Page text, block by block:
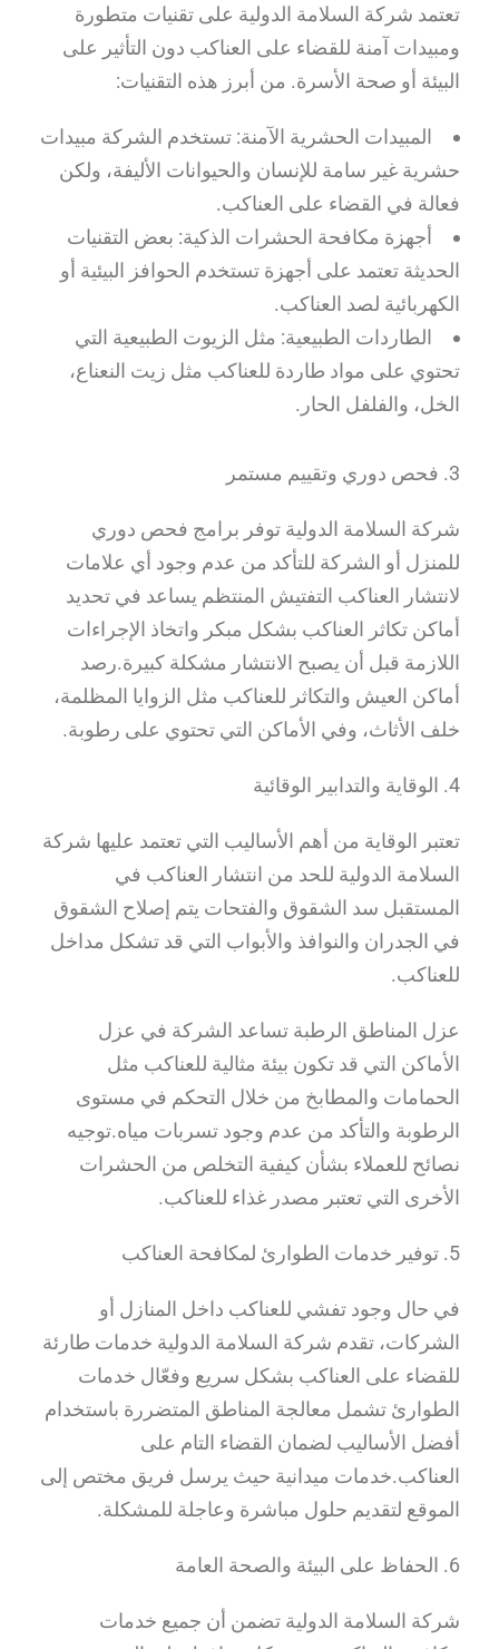
تعتمد شركة السلامة الدولية على تقنيات متطورة
ومبيدات آمنة للقضاء على العناكب دون التأثير على
البيئة أو صحة الأسرة. من أبرز هذه التقنيات:
المبيدات الحشرية الآمنة: تستخدم الشركة مبيدات
حشرية غير سامة للإنسان والحيوانات الأليفة، ولكن
فعالة في القضاء على العناكب.
أجهزة مكافحة الحشرات الذكية: بعض التقنيات
الحديثة تعتمد على أجهزة تستخدم الحوافز البيئية أو
الكهربائية لصد العناكب.
الطاردات الطبيعية: مثل الزيوت الطبيعية التي
تحتوي على مواد طاردة للعناكب مثل زيت النعناع،
الخل، والفلفل الحار.
3. فحص دوري وتقييم مستمر
شركة السلامة الدولية توفر برامج فحص دوري
للمنزل أو الشركة للتأكد من عدم وجود أي علامات
لانتشار العناكب التفتيش المنتظم يساعد في تحديد
أماكن تكاثر العناكب بشكل مبكر واتخاذ الإجراءات
اللازمة قبل أن يصبح الانتشار مشكلة كبيرة.رصد
أماكن العيش والتكاثر للعناكب مثل الزوايا المظلمة،
خلف الأثاث، وفي الأماكن التي تحتوي على رطوبة.
4. الوقاية والتدابير الوقائية
تعتبر الوقاية من أهم الأساليب التي تعتمد عليها شركة
السلامة الدولية للحد من انتشار العناكب في
المستقبل سد الشقوق والفتحات يتم إصلاح الشقوق
في الجدران والنوافذ والأبواب التي قد تشكل مداخل
للعناكب.
عزل المناطق الرطبة تساعد الشركة في عزل
الأماكن التي قد تكون بيئة مثالية للعناكب مثل
الحمامات والمطابخ من خلال التحكم في مستوى
الرطوبة والتأكد من عدم وجود تسربات مياه.توجيه
نصائح للعملاء بشأن كيفية التخلص من الحشرات
الأخرى التي تعتبر مصدر غذاء للعناكب.
5. توفير خدمات الطوارئ لمكافحة العناكب
في حال وجود تفشي للعناكب داخل المنازل أو
الشركات، تقدم شركة السلامة الدولية خدمات طارئة
للقضاء على العناكب بشكل سريع وفعّال خدمات
الطوارئ تشمل معالجة المناطق المتضررة باستخدام
أفضل الأساليب لضمان القضاء التام على
العناكب.خدمات ميدانية حيث يرسل فريق مختص إلى
الموقع لتقديم حلول مباشرة وعاجلة للمشكلة.
6. الحفاظ على البيئة والصحة العامة
شركة السلامة الدولية تضمن أن جميع خدمات